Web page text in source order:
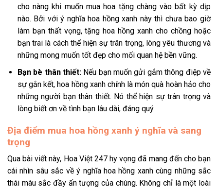
cho nàng khi muốn mua hoa tặng chàng vào bất kỳ dịp
nào. Bởi với ý nghĩa hoa hồng xanh này thì chưa bao giờ
làm bạn thất vọng, tặng hoa hồng xanh cho chồng hoặc
bạn trai là cách thể hiện sự trân trọng, lòng yêu thương và
những mong muốn tốt đẹp cho mối quan hệ bền vững.
Bạn bè thân thiết:Nếu bạn muốn gửi gắm thông điệp về
sự gắn kết, hoa hồng xanh chính là món quà hoàn hảo cho
những người bạn thân thiết. Nó thể hiện sự trân trọng và
lòng biết ơn về tình bạn lâu dài, đáng quý.
Địa điểm mua hoa hồng xanh ý nghĩa và sang
trọng
Qua bài viết này, Hoa Việt 247 hy vọng đã mang đến cho bạn
cái nhìn sâu sắc về ý nghĩa hoa hồng xanh cùng những sắc
thái màu sắc đầy ấn tượng của chúng. Không chỉ là một loài